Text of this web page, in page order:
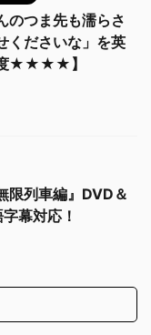
のつま先も濡らさ
くださいな」を英
度★★★★】
限列車編』DVD＆
幕対応！